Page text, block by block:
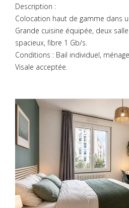
Description :
Colocation haut de gamme dans
Grande cuisine équipée, deux
spacieux, fibre 1 Gb/s.
Conditions : Bail individuel,
Visale acceptée.